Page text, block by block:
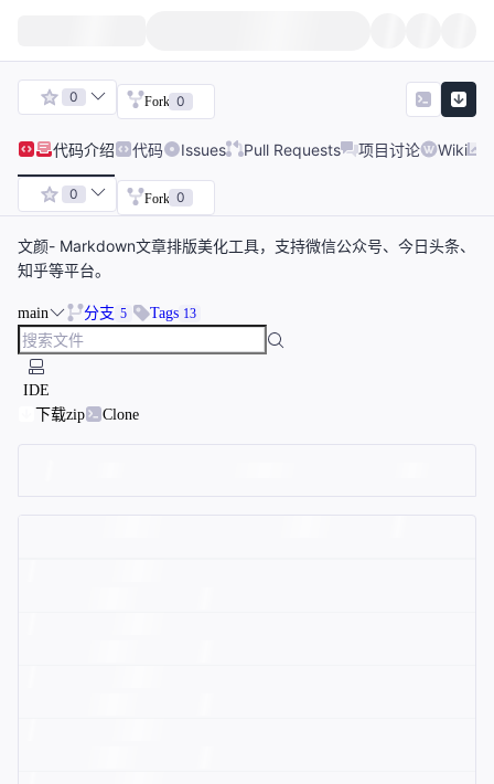
0 Fork 0
代码介绍 代码 Issues Pull Requests 项目讨论 Wiki
0 Fork 0
文颜- Markdown文章排版美化工具，支持微信公众号、今日头条、
知乎等平台。
main 分支 5 Tags 13
IDE
下载zip
Clone